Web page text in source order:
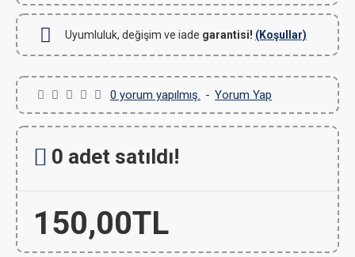
Uyumluluk, değişim ve iade garantisi! (Koşullar)
0 yorum yapılmış. - Yorum Yap
150,00TL
0 adet satıldı!